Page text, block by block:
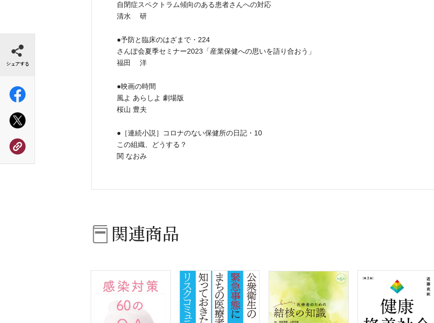
自閉症スペクトラム傾向のある患者さんへの対応
清水 研
●予防と臨床のはざまで・224
さんぽ会夏季セミナー2023「産業保健への思いを語り合おう」
福田 洋
●映画の時間
風よ あらしよ 劇場版
桜山 豊夫
●［連続小説］コロナのない保健所の日記・10
この組織、どうする？
関 なおみ
関連商品